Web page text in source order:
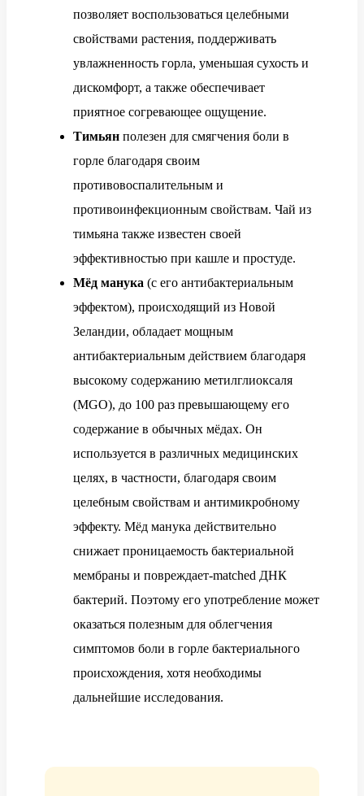
позволяет воспользоваться целебными
свойствами растения, поддерживать
увлажненность горла, уменьшая сухость и
дискомфорт, а также обеспечивает
приятное согревающее ощущение.
Тимьян полезен для смягчения боли в
горле благодаря своим
противовоспалительным и
противоинфекционным свойствам. Чай из
тимьяна также известен своей
эффективностью при кашле и простуде.
Мёд манука (с его антибактериальным
эффектом), происходящий из Новой
Зеландии, обладает мощным
антибактериальным действием благодаря
высокому содержанию метилглиоксаля
(MGO), до 100 раз превышающему его
содержание в обычных мёдах. Он
используется в различных медицинских
целях, в частности, благодаря своим
целебным свойствам и антимикробному
эффекту. Мёд манука действительно
снижает проницаемость бактериальной
мембраны и повреждает-matched ДНК
бактерий. Поэтому его употребление может
оказаться полезным для облегчения
симптомов боли в горле бактериального
происхождения, хотя необходимы
дальнейшие исследования.